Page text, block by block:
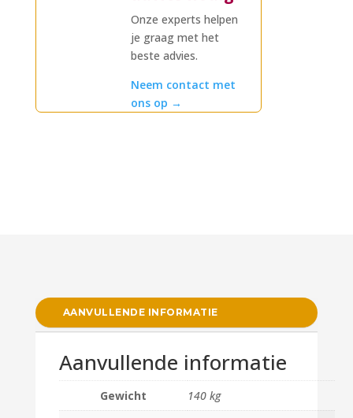
Onze experts helpen
je graag met het
beste advies.
Neem contact met
ons op →
AANVULLENDE INFORMATIE
Aanvullende informatie
Gewicht 140 kg